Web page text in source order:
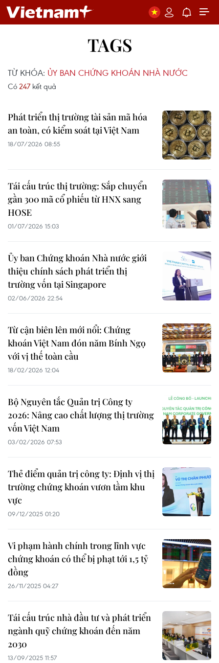
TAGS
TỪ KHÓA: ỦY BAN CHỨNG KHOÁN NHÀ NƯỚC
Có 247 kết quả
Phát triển thị trường tài sản mã hóa
an toàn, có kiểm soát tại Việt Nam
18/07/2026 08:55
Tái cấu trúc thị trường: Sắp chuyển
gần 300 mã cổ phiếu từ HNX sang
HOSE
01/07/2026 15:03
Ủy ban Chứng khoán Nhà nước giới
thiệu chính sách phát triển thị
trường vốn tại Singapore
02/06/2026 22:54
Từ cận biên lên mới nổi: Chứng
khoán Việt Nam đón năm Bính Ngọ
với vị thế toàn cầu
18/02/2026 12:04
Bộ Nguyên tắc Quản trị Công ty
2026: Nâng cao chất lượng thị trường
vốn Việt Nam
03/02/2026 07:53
Thẻ điểm quản trị công ty: Định vị thị
trường chứng khoán vươn tầm khu
vực
09/12/2025 01:20
Vi phạm hành chính trong lĩnh vực
chứng khoán có thể bị phạt tới 1,5 tỷ
đồng
26/11/2025 04:27
Tái cấu trúc nhà đầu tư và phát triển
ngành quỹ chứng khoán đến năm
2030
13/09/2025 11:57